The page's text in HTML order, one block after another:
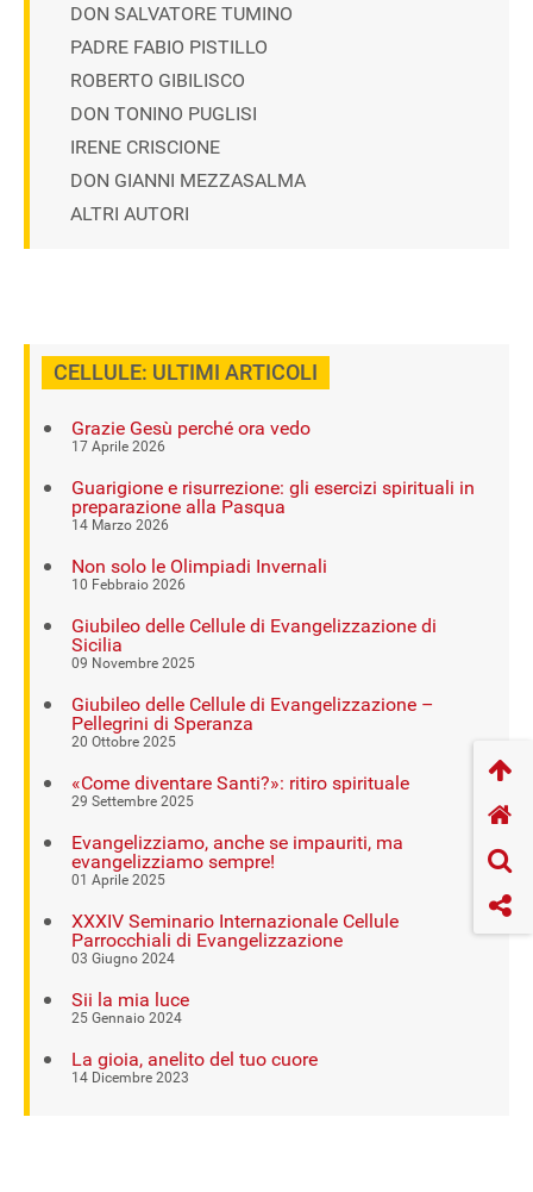
DON SALVATORE TUMINO
PADRE FABIO PISTILLO
ROBERTO GIBILISCO
DON TONINO PUGLISI
IRENE CRISCIONE
DON GIANNI MEZZASALMA
ALTRI AUTORI
CELLULE: ULTIMI ARTICOLI
Grazie Gesù perché ora vedo
17 Aprile 2026
Guarigione e risurrezione: gli esercizi spirituali in
preparazione alla Pasqua
14 Marzo 2026
Non solo le Olimpiadi Invernali
10 Febbraio 2026
Giubileo delle Cellule di Evangelizzazione di
Sicilia
09 Novembre 2025
Giubileo delle Cellule di Evangelizzazione –
Pellegrini di Speranza
20 Ottobre 2025
«Come diventare Santi?»: ritiro spirituale
29 Settembre 2025
Evangelizziamo, anche se impauriti, ma
evangelizziamo sempre!
01 Aprile 2025
XXXIV Seminario Internazionale Cellule
Parrocchiali di Evangelizzazione
03 Giugno 2024
Sii la mia luce
25 Gennaio 2024
La gioia, anelito del tuo cuore
14 Dicembre 2023